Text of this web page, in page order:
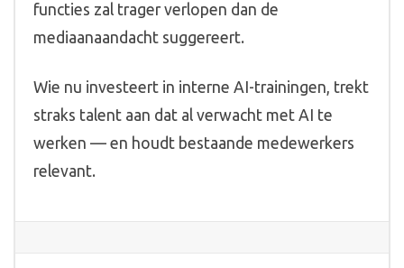
functies zal trager verlopen dan de
mediaanaandacht suggereert.
Wie nu investeert in interne AI-trainingen, trekt
straks talent aan dat al verwacht met AI te
werken — en houdt bestaande medewerkers
relevant.